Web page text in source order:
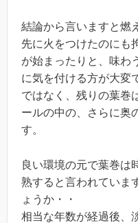
結論から言いますと燃
先に火をつけたのにも
が始まったりと、味わ
に気を付ける方が大変
ではなく、残りの葉巻
ールの中の、さらに奥
す。
良い環境の元で葉巻は
熟すると言われていま
ょうか・・
相当な年数が経過後、